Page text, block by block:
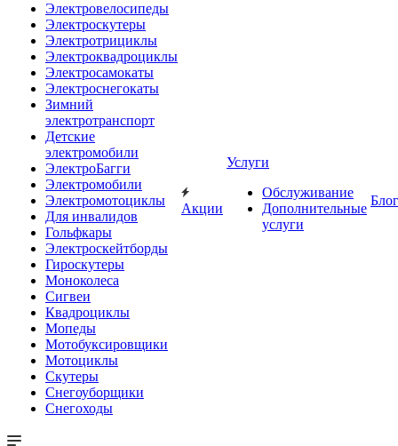
Электровелосипеды
Электроскутеры
Электротрициклы
Электроквадроциклы
Электросамокаты
Электроснегокаты
Зимний
электротранспорт
Детские
электромобили
ЭлектроБагги
Электромобили
Электромотоциклы
Для инвалидов
Гольфкары
Электроскейтборды
Гироскутеры
Моноколеса
Сигвеи
Квадроциклы
Мопеды
Мотобуксировщики
Мотоциклы
Скутеры
Снегоуборщики
Снегоходы
Акции
Услуги
Обслуживание
Дополнительные
услуги
Блог